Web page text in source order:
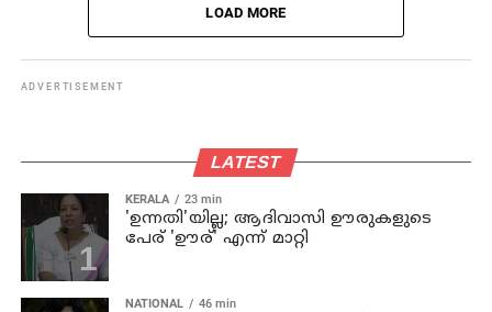
LOAD MORE
ADVERTISEMENT
LATEST
KERALA 23 min
'ഉന്നതി'യില്ല; ആദിവാസി ഊരുകളുടെ
പേര് 'ഊര്' എന്ന് മാറ്റി
NATIONAL 46 min